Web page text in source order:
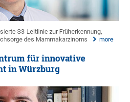
S3-Leitlinie zur Früherkennung,
des Mammakarzinoms
more
für innovative
in Würzburg